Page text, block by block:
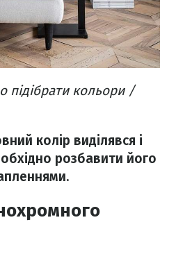
підібрати кольори​ /
колір виділявся і
розбавити його